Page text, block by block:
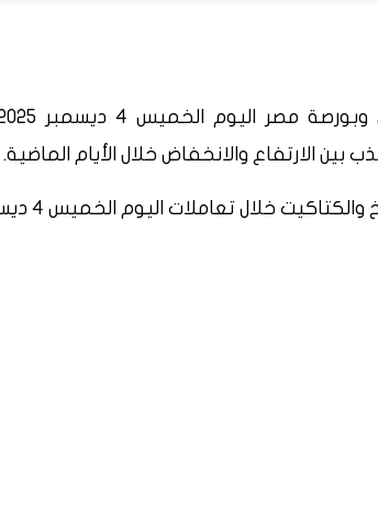
بين الارتفاع والانخفاض خلال الأيام الماضية.
خلال تعاملات اليوم الخميس 4 ديسمبر 2025، كالتالي: